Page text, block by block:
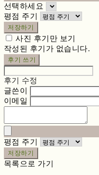
선택하세요
평점 주기
저장하기
사진 후기만 보기
작성된 후기가 없습니다.
후기 쓰기
후기 수정
글쓴이
이메일
평점 주기
저장하기
목록으로 가기